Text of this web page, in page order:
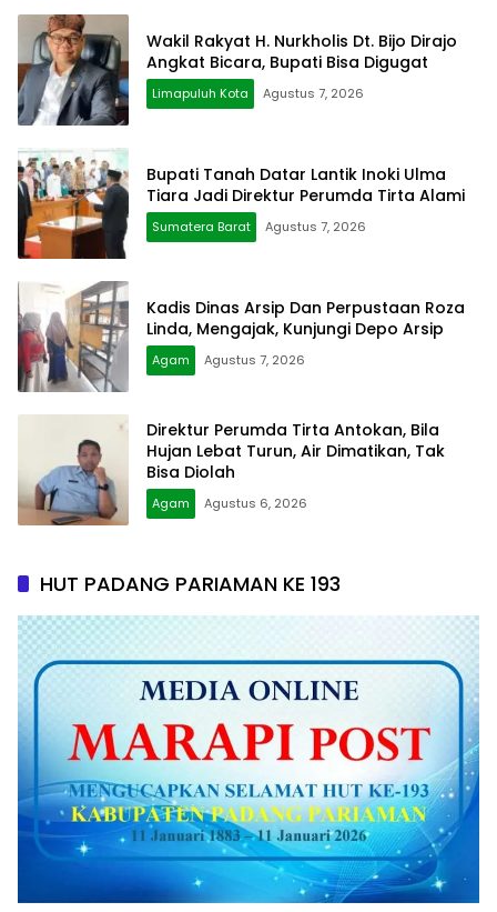
Wakil Rakyat H. Nurkholis Dt. Bijo Dirajo
Angkat Bicara, Bupati Bisa Digugat
Limapuluh Kota Agustus 7, 2026
Bupati Tanah Datar Lantik Inoki Ulma
Tiara Jadi Direktur Perumda Tirta Alami
Sumatera Barat Agustus 7, 2026
Kadis Dinas Arsip Dan Perpustaan Roza
Linda, Mengajak, Kunjungi Depo Arsip
Agam Agustus 7, 2026
Direktur Perumda Tirta Antokan, Bila
Hujan Lebat Turun, Air Dimatikan, Tak
Bisa Diolah
Agam Agustus 6, 2026
HUT PADANG PARIAMAN KE 193